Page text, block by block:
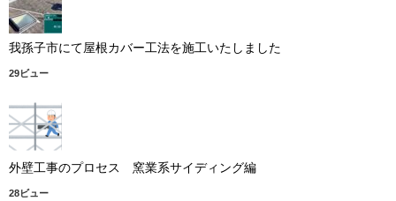
我孫子市にて屋根カバー工法を施工いたしました
29ビュー
外壁工事のプロセス 窯業系サイディング編
28ビュー